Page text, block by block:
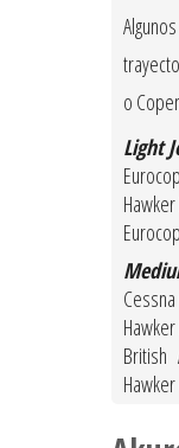
o
Light
British